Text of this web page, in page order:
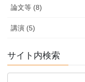
論文等 (8)
講演 (5)
サイト内検索